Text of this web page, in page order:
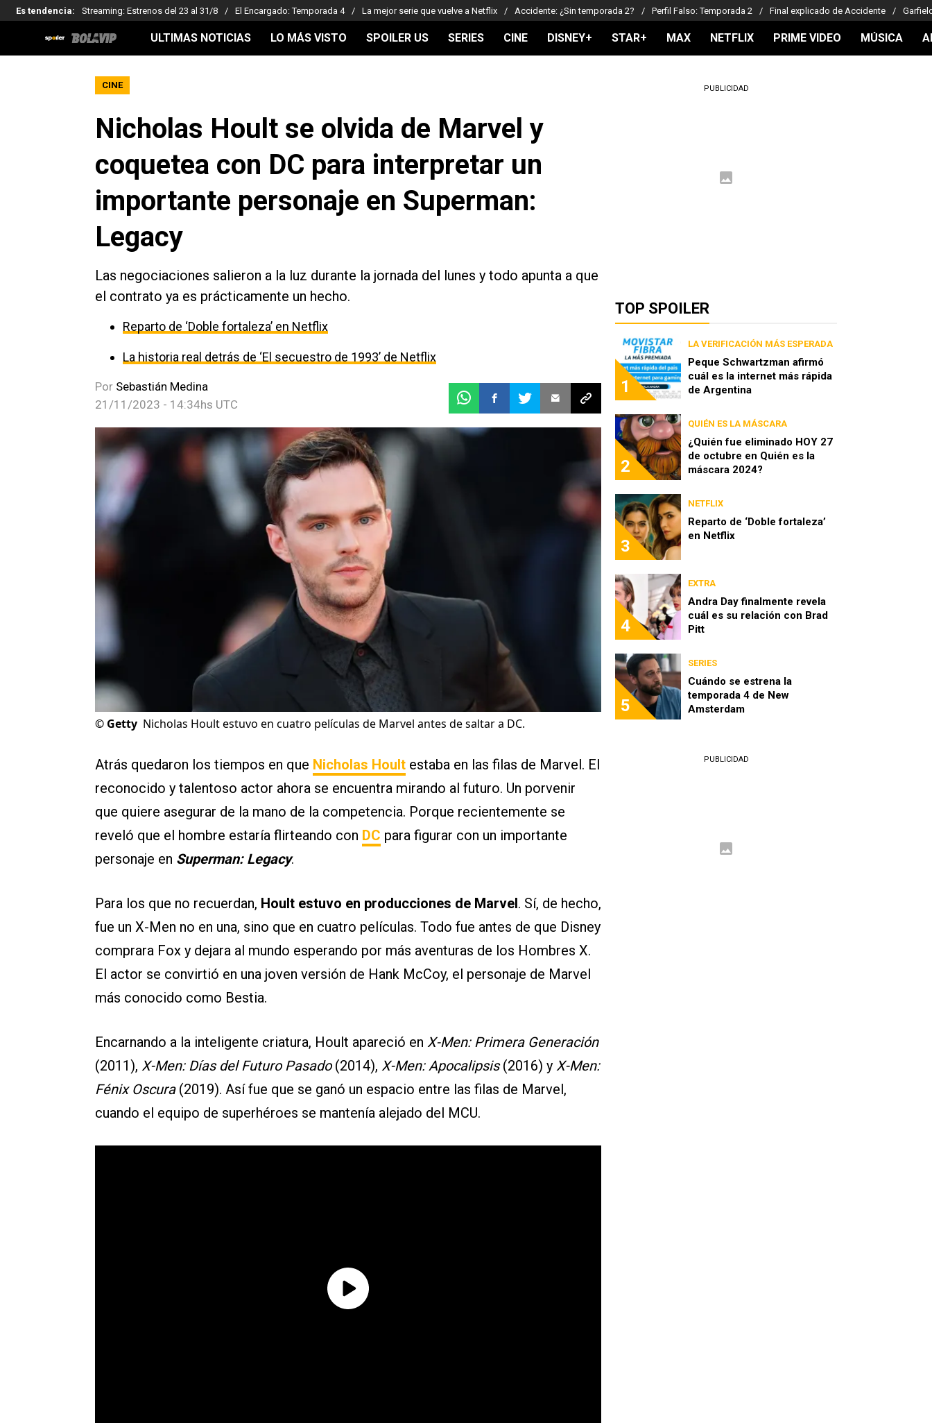
Es tendencia: Streaming: Estrenos del 23 al 31/8 El Encargado: Temporada 4 La mejor serie que vuelve a Netflix Accidente: ¿Sin temporada 2? Perfil Falso: Temporada 2 Final explicado de Accidente
ULTIMAS NOTICIAS LO MÁS VISTO SPOILER US SERIES CINE DISNEY+ STAR+ MAX NETFLIX PRIME VIDEO MÚSICA
CINE
Nicholas Hoult se olvida de Marvel y
coquetea con DC para interpretar un
importante personaje en Superman:
Legacy
Las negociaciones salieron a la luz durante la jornada del lunes y todo apunta a que
el contrato ya es prácticamente un hecho.
Reparto de ‘Doble fortaleza’ en Netflix
La historia real detrás de ‘El secuestro de 1993’ de Netflix
Por Sebastián Medina
21/11/2023 - 14:34hs UTC
© Getty Nicholas Hoult estuvo en cuatro películas de Marvel antes de saltar a DC.
Atrás quedaron los tiempos en que Nicholas Hoult estaba en las filas de Marvel. El
reconocido y talentoso actor ahora se encuentra mirando al futuro. Un porvenir
que quiere asegurar de la mano de la competencia. Porque recientemente se
reveló que el hombre estaría flirteando con DC para figurar con un importante
personaje en Superman: Legacy.
Para los que no recuerdan, Hoult estuvo en producciones de Marvel. Sí, de hecho,
fue un X-Men no en una, sino que en cuatro películas. Todo fue antes de que Disney
comprara Fox y dejara al mundo esperando por más aventuras de los Hombres X.
El actor se convirtió en una joven versión de Hank McCoy, el personaje de Marvel
más conocido como Bestia.
Encarnando a la inteligente criatura, Hoult apareció en X-Men: Primera Generación
(2011), X-Men: Días del Futuro Pasado(2014), X-Men: Apocalipsis(2016) y X-Men:
Fénix Oscura(2019). Así fue que se ganó un espacio entre las filas de Marvel,
cuando el equipo de superhéroes se mantenía alejado del MCU.
PUBLICIDAD
TOP SPOILER
1
LA VERIFICACIÓN MÁS ESPERADA
Peque Schwartzman afirmó
cuál es la internet más rápida
de Argentina
2
QUIÉN ES LA MÁSCARA
¿Quién fue eliminado HOY 27
de octubre en Quién es la
máscara 2024?
3
NETFLIX
Reparto de ‘Doble fortaleza’
en Netflix
4
EXTRA
Andra Day finalmente revela
cuál es su relación con Brad
Pitt
5
SERIES
Cuándo se estrena la
temporada 4 de New
Amsterdam
PUBLICIDAD